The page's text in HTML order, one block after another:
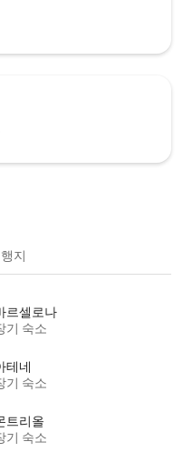
지
르셀로나
기 숙소
테네
기 숙소
트리올
기 숙소